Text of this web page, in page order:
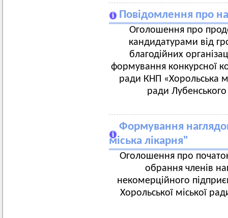
Повідомлення про
Оголошення про
кандидатурами від
благодійних
формування конкурсної
ради КНП «Хорольська
ради Лубенського
Формування
міська лікарня"
Оголошення про
обрання членів
некомерційного
Хорольської міської